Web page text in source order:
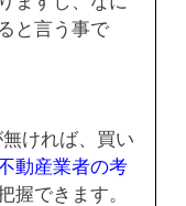
と言う事で
ければ、買い
動産業者の考
握できます。